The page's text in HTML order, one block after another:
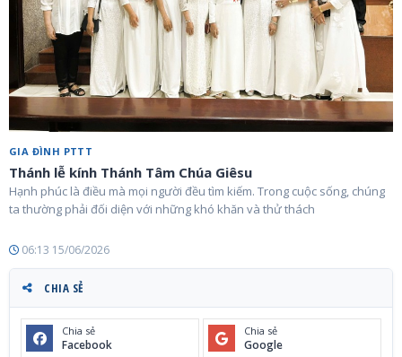
GIA ĐÌNH PTTT
Thánh lễ kính Thánh Tâm Chúa Giêsu
Hạnh phúc là điều mà mọi người đều tìm kiếm. Trong cuộc sống, chúng
ta thường phải đối diện với những khó khăn và thử thách
06:13 15/06/2026
CHIA SẺ
Chia sẻ
Facebook
Chia sẻ
Google